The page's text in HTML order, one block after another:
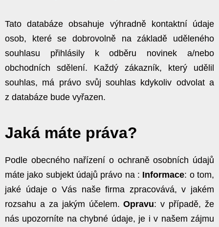
Tato databáze obsahuje výhradně kontaktní údaje
osob, které se dobrovolně na základě uděleného
souhlasu přihlásily k odběru novinek a/nebo
obchodních sdělení. Každý zákazník, který udělil
souhlas, má právo svůj souhlas kdykoliv odvolat a
z databáze bude vyřazen.
Jaká máte práva?
Podle obecného nařízení o ochraně osobních údajů
máte jako subjekt údajů právo na : Informace: o tom,
jaké údaje o Vás naše firma zpracovává, v jakém
rozsahu a za jakým účelem.Opravu: v případě, že
nás upozorníte na chybné údaje, je i v našem zájmu